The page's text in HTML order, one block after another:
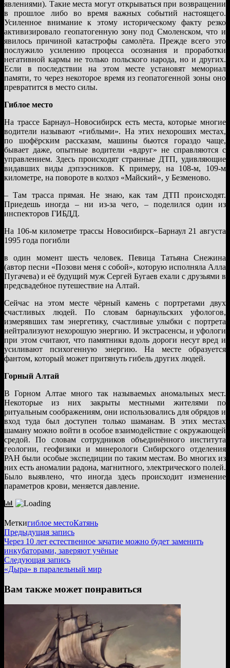
явлениями). Такие места могут открываться при возвращении
в прошлое либо во время важных событий настоящего.
Усиленное внимание к этому историческому факту резко
активизировало геопатогенную зону под Смоленском, что и
явилось причиной катастрофы самолёта. Прежде всего это
послужило усилению процесса осознания и проработки
негативной кармы не только польского народа, но и других.
Если в последствии на этом месте установят мемориал
памяти, то через некоторое время из геопатогенной зоны оно
превратится в место силы.
Гиблое место
На трассе Барнаул–Новосибирск есть места, которые многие
водители называют «гиблыми». На этих нехороших местах,
по шофёрским рассказам, машины бьются гораздо чаще,
бывает даже, опытные водители «вдруг» не справляются с
управлением. Здесь происходят странные ДТП, удивляющие
видавших виды дэпээсников. К примеру, на 108-м, 109-м
километре, на повороте в колхоз «Майский», у Безменово.
– Там трасса прямая. Не знаю, как там ДТП происходят.
Приедешь иногда – ни из-за чего, – поделился один из
инспекторов ГИБДД.
На 106-м километре трассы Новосибирск–Барнаул 21 августа
1995 года погибли
в один момент шесть человек. Певица Татьяна Снежина
(автор песни «Позови меня с собой», которую исполняла Алла
Пугачева) и её будущий муж Сергей Бугаев ехали с друзьями в
предсвадебное путешествие на Алтай.
Сейчас на этом месте чёрный камень с портретами двух
счастливых людей. По словам барнаульских уфологов,
измерявших там энергетику, счастливые улыбки с портрета
нейтрализуют нехорошую энергию. И экстрасенсы, и уфологи
при этом считают, что памятники вдоль дороги несут вред и
усиливают психогенную энергию. На месте образуется
фантом, который может притянуть гибель других людей.
Горный Алтай
В Горном Алтае много так называемых аномальных мест.
Некоторые из них закрыты местными жителями по
ритуальным соображениям, они использовались для обрядов и
вход туда был доступен только шаманам. В этих местах
шаману можно войти в особое взаимодействие с окружающей
средой. По словам сотрудников объединённого института
геологии, геофизики и минерологи Сибирского отделения
РАН были особые экспедиции по таким местам. Во многих из
них есть аномалии радона, магнитного, электрического полей.
Было выявлено, что иногда здесь происходит изменение
параметров крови, меняется давление.
Меткигиблое местоКатянь
Навигация
по
записям
Предыдущая записьПредыдущая
запись:
Через 10 лет естественное зачатие можно будет заменить
инкубаторами, заверяют учёные
Следующая записьСледующая
запись:
«Дыра» в паралельный мир
Вам также может понравиться